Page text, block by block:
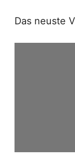
Das neuste